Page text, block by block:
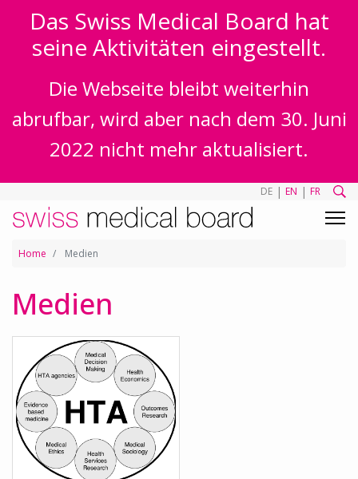
Das Swiss Medical Board hat
seine Aktivitäten eingestellt.
Die Webseite bleibt weiterhin
abrufbar, wird aber nach dem 30. Juni
2022 nicht mehr aktualisiert.
DE | EN | FR
Home Medien
Medien